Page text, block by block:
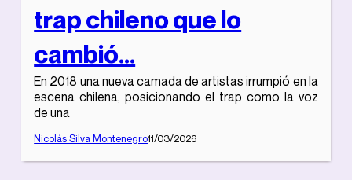
trap chileno que lo
cambió...
En 2018 una nueva camada de artistas irrumpió en la
escena chilena, posicionando el trap como la voz
de una
Nicolás Silva Montenegro11/03/2026